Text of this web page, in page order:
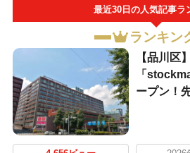
最近30日の人気記事ラ
ランキン
【品川区
「
ープン！